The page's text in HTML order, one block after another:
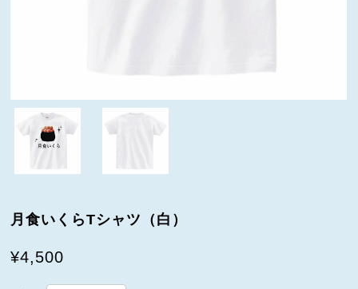
月食いくらTシャツ（白）
¥4,500